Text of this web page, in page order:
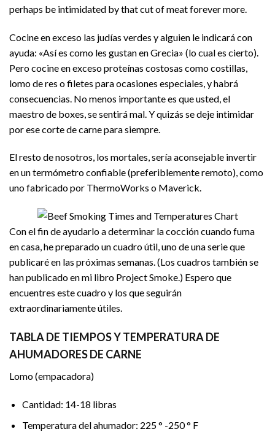
perhaps be intimidated by that cut of meat forever more.
Cocine en exceso las judías verdes y alguien le indicará con
ayuda: «Así es como les gustan en Grecia» (lo cual es cierto).
Pero cocine en exceso proteínas costosas como costillas,
lomo de res o filetes para ocasiones especiales, y habrá
consecuencias. No menos importante es que usted, el
maestro de boxes, se sentirá mal. Y quizás se deje intimidar
por ese corte de carne para siempre.
El resto de nosotros, los mortales, sería aconsejable invertir
en un termómetro confiable (preferiblemente remoto), como
uno fabricado por ThermoWorks o Maverick.
Con el fin de ayudarlo a determinar la cocción cuando fuma
en casa, he preparado un cuadro útil, uno de una serie que
publicaré en las próximas semanas. (Los cuadros también se
han publicado en mi libro Project Smoke.) Espero que
encuentres este cuadro y los que seguirán
extraordinariamente útiles.
TABLA DE TIEMPOS Y TEMPERATURA DE
AHUMADORES DE CARNE
Lomo (empacadora)
Cantidad: 14-18 libras
Temperatura del ahumador: 225 ° -250 ° F